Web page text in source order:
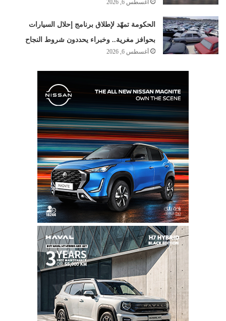
أغسطس 6, 2026
الحكومة تمهّد لإطلاق برنامج إحلال السيارات
بحوافز مغرية.. وخبراء يحددون شروط النجاح
أغسطس 6, 2026